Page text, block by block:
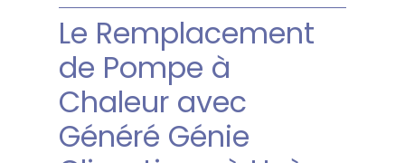
Le Remplacement
de Pompe à
Chaleur avec
Généré Génie